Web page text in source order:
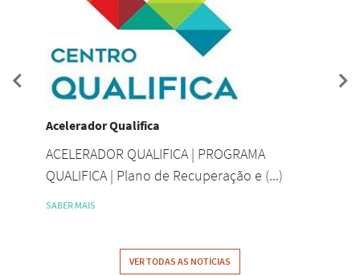
Prev
Acelerador Qualifica
ACELERADOR QUALIFICA | PROGRAMA
QUALIFICA | Plano de Recuperação e (...)
SABER MAIS
Next
VER TODAS AS NOTÍCIAS